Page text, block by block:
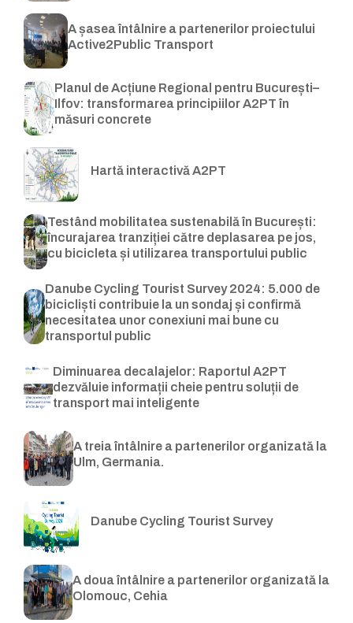
A șasea întâlnire a partenerilor proiectului
Active2Public Transport
Planul de Acțiune Regional pentru București–
Ilfov: transformarea principiilor A2PT în
măsuri concrete
Hartă interactivă A2PT
Testând mobilitatea sustenabilă în București:
încurajarea tranziției către deplasarea pe jos,
cu bicicleta și utilizarea transportului public
Danube Cycling Tourist Survey 2024: 5.000 de
bicicliști contribuie la un sondaj și confirmă
necesitatea unor conexiuni mai bune cu
transportul public
Diminuarea decalajelor: Raportul A2PT
dezvăluie informații cheie pentru soluții de
transport mai inteligente
A treia întâlnire a partenerilor organizată la
Ulm, Germania.
Danube Cycling Tourist Survey
A doua întâlnire a partenerilor organizată la
Olomouc, Cehia